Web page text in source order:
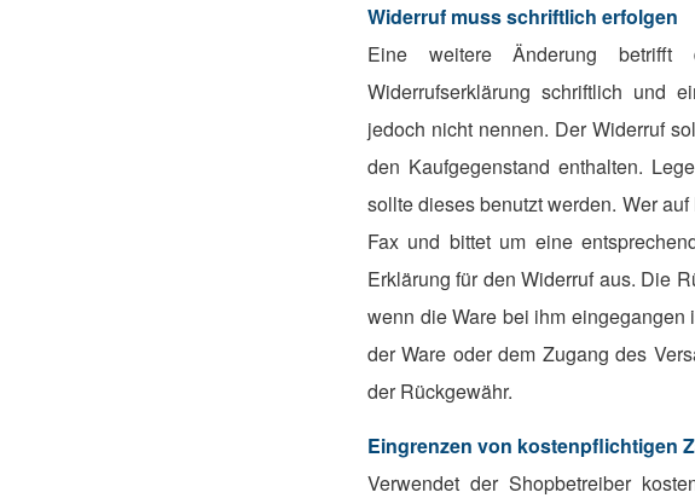
Widerruf muss schriftlich erfolgen
Eine weitere Änderung betrifft
Widerrufserklärung schriftlich und
jedoch nicht nennen. Der Widerruf
den Kaufgegenstand enthalten.
sollte dieses benutzt werden. Wer
Fax und bittet um eine
Erklärung für den Widerruf aus. Die
wenn die Ware bei ihm
der Ware oder dem Zugang des
der Rückgewähr.
Eingrenzen von kostenpflichtigen
Verwendet der Shopbetreiber